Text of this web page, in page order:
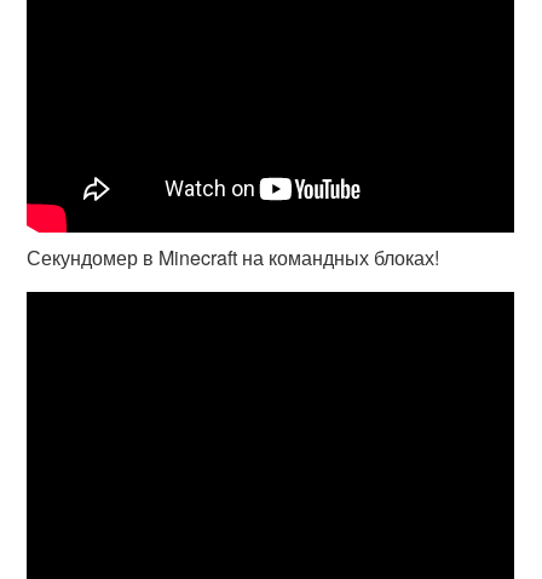
Секундомер в Minecraft на командных блоках!